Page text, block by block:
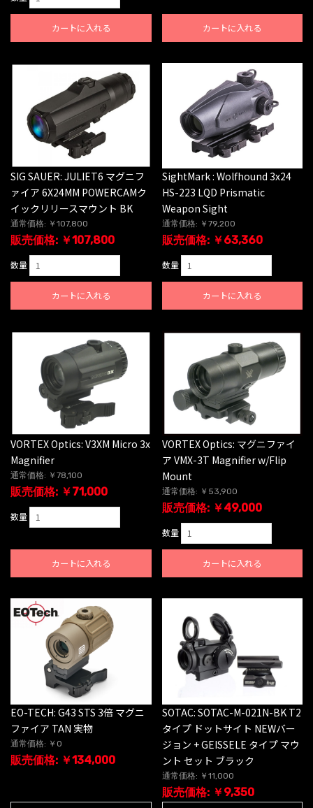
カートに入れる カートに入れる
SIG SAUER: JULIET6 マグニフ
ァイア 6X24MM POWERCAMク
イックリリースマウント BK
通常価格: ￥107,800
販売価格: ￥107,800
数量
カートに入れる
SightMark : Wolfhound 3x24
HS-223 LQD Prismatic
Weapon Sight
通常価格: ￥79,200
販売価格: ￥63,360
数量
カートに入れる
VORTEX Optics: V3XM Micro 3x
Magnifier
通常価格: ￥78,100
販売価格: ￥71,000
数量
カートに入れる
VORTEX Optics: マグニファイ
ア VMX-3T Magnifier w/Flip
Mount
通常価格: ￥53,900
販売価格: ￥49,000
数量
カートに入れる
EO-TECH: G43 STS 3倍 マグニ
ファイア TAN 実物
通常価格: ￥0
販売価格: ￥134,000
SOTAC: SOTAC-M-021N-BK T2
タイプ ドットサイト NEWバー
ジョン + GEISSELE タイプ マウ
ント セット ブラック
通常価格: ￥11,000
販売価格: ￥9,350